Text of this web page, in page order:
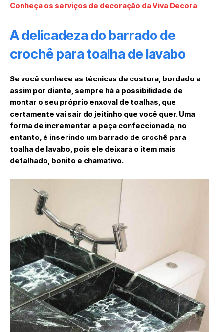
Conheça os serviços de decoração da Viva Decora
A delicadeza do barrado de
crochê para toalha de lavabo
Se você conhece as técnicas de costura, bordado e
assim por diante, sempre há a possibilidade de
montar o seu próprio enxoval de toalhas, que
certamente vai sair do jeitinho que você quer. Uma
forma de incrementar a peça confeccionada, no
entanto, é inserindo um barrado de crochê para
toalha de lavabo, pois ele deixará o item mais
detalhado, bonito e chamativo.